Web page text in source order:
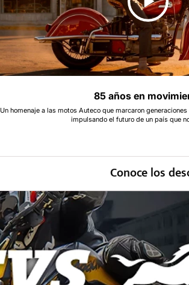
85 años en
Un homenaje a las motos Auteco que marcaron
impulsando el futuro de un país que
Conoce los